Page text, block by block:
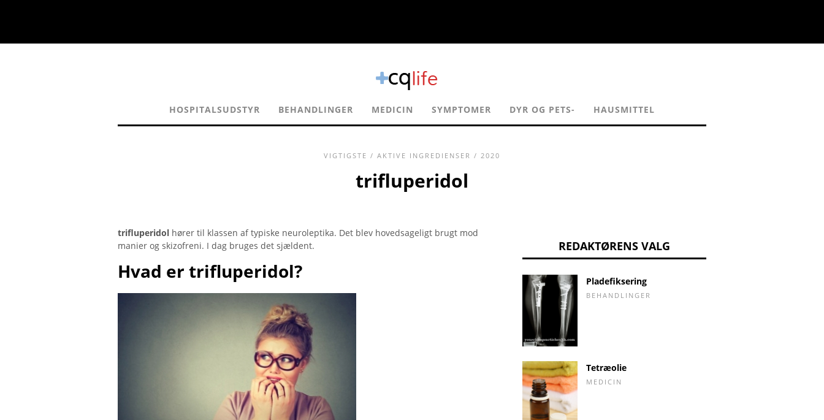
HOSPITALSUDSTYR BEHANDLINGER MEDICIN SYMPTOMER DYR OG PETS- HAUSMITTEL
VIGTIGSTE / AKTIVE INGREDIENSER / 2020
trifluperidol
trifluperidol hører til klassen af ​​typiske neuroleptika. Det blev hovedsageligt brugt mod
manier og skizofreni. I dag bruges det sjældent.
Hvad er trifluperidol?
REDAKTØRENS VALG
Pladefiksering
BEHANDLINGER
Tetræolie
MEDICIN